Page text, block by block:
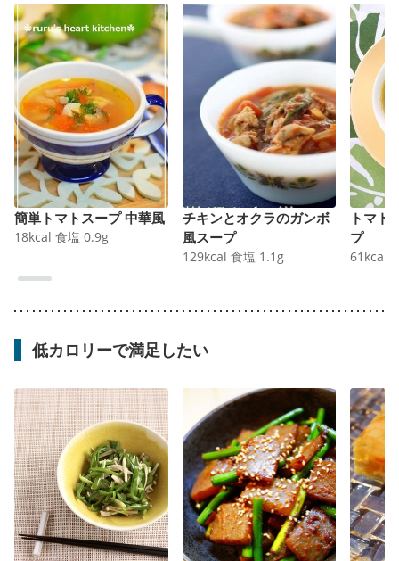
簡単トマトスープ 中華風
18kcal 食塩 0.9g
チキンとオクラのガンボ
風スープ
129kcal 食塩 1.1 g
トマト
プ
61 kcal
低カロリーで満足したい